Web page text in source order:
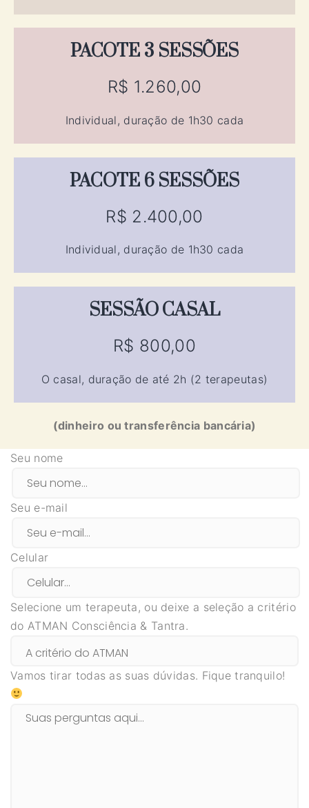
PACOTE 3 SESSÕES
R$ 1.260,00
Individual, duração de 1h30 cada
PACOTE 6 SESSÕES
R$ 2.400,00
Individual, duração de 1h30 cada
SESSÃO CASAL
R$ 800,00
O casal, duração de até 2h (2 terapeutas)
(dinheiro ou transferência bancária)
Seu nome
Seu e-mail
Celular
Selecione um terapeuta, ou deixe a seleção a critério
do ATMAN Consciência & Tantra.
Vamos tirar todas as suas dúvidas. Fique tranquilo!